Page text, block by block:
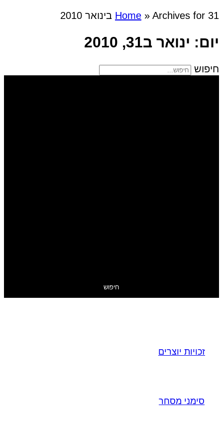
Home » Archives for 31 בינואר 2010
יום: ינואר ב31, 2010
חיפוש
חיפוש
זכויות יוצרים
סימני מסחר